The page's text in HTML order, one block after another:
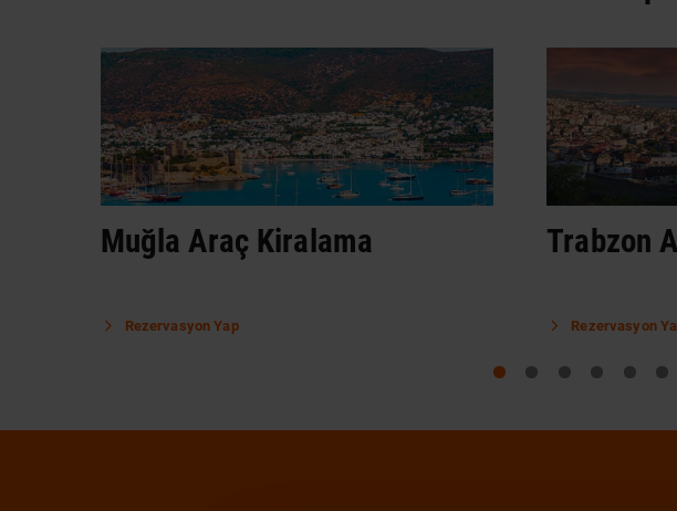
Muğla Araç Kiralama
Rezervasyon Yap
Trabzon
Rezervasyon